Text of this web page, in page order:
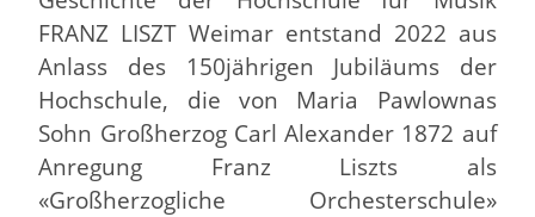
FRANZ LISZT Weimar entstand 2022 aus
Anlass des 150jährigen Jubiläums der
Hochschule, die von Maria Pawlownas
Sohn Großherzog Carl Alexander 1872 auf
Anregung Franz Liszts als
«Großherzogliche Orchesterschule»